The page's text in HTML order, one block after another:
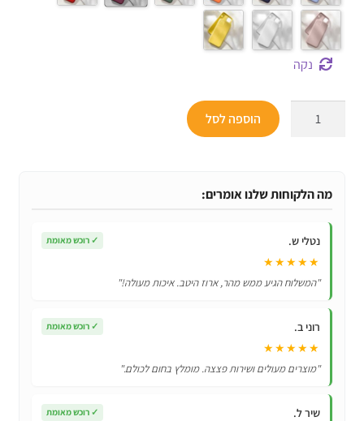
נקה
מקורי
iPhone
הוספה לסל
מה הלקוחות שלנו אומרים:
נטלי ש. ✓ רוכש מאומת
★★★★★
"המשלוח הגיע ממש מהר, ארוז היטב. איכות מעולה!"
רוני ב. ✓ רוכש מאומת
★★★★★
"מוצרים מעולים ושירות פצצה. מומלץ בחום לכולם."
שיר ל. ✓ רוכש מאומת